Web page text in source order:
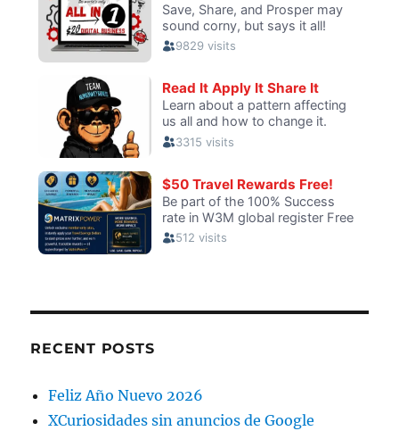
RECENT POSTS
Feliz Año Nuevo 2026
XCuriosidades sin anuncios de Google